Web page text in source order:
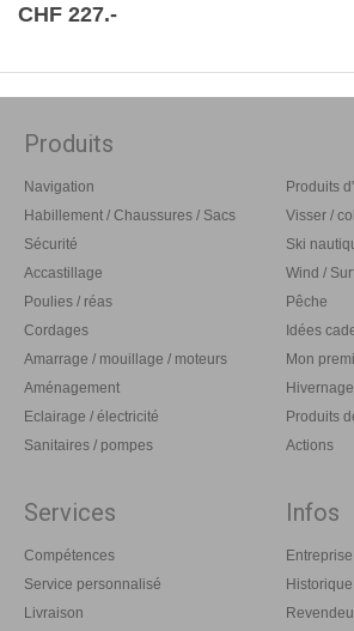
CHF 227.-
Produits
Navigation
Habillement / Chaussures / Sacs
Sécurité
Accastillage
Poulies / réas
Cordages
Amarrage / mouillage / moteurs
Aménagement
Eclairage / électricité
Sanitaires / pompes
Produits
Visser /
Ski
Wind /
Pêche
Idées
Mon
Hivernage
Produits
Actions
Services
Compétences
Service personnalisé
Livraison
Infos
Entreprise
Historique